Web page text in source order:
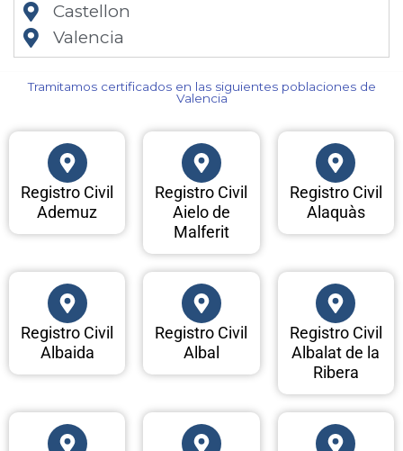
Castellon
Valencia
Tramitamos certificados en las siguientes poblaciones de
Valencia​
Registro Civil
Ademuz
Registro Civil
Aielo de
Malferit
Registro Civil
Alaquàs
Registro Civil
Albaida
Registro Civil
Albal
Registro Civil
Albalat de la
Ribera